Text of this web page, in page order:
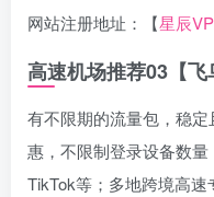
网站注册地址：【星辰
高速机场推荐03【飞
有不限期的流量包，稳
惠，不限制登录设备数量
TikTok等；多地跨境高